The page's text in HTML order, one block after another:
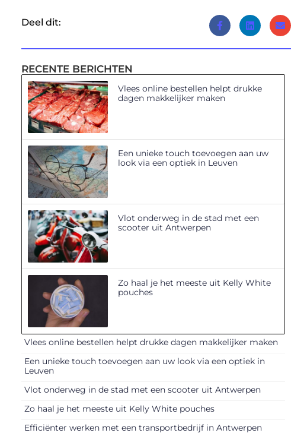
Deel dit:
RECENTE BERICHTEN
Vlees online bestellen helpt drukke
dagen makkelijker maken
Een unieke touch toevoegen aan uw
look via een optiek in Leuven
Vlot onderweg in de stad met een
scooter uit Antwerpen
Zo haal je het meeste uit Kelly White
pouches
Vlees online bestellen helpt drukke dagen makkelijker maken
Een unieke touch toevoegen aan uw look via een optiek in
Leuven
Vlot onderweg in de stad met een scooter uit Antwerpen
Zo haal je het meeste uit Kelly White pouches
Efficiënter werken met een transportbedrijf in Antwerpen